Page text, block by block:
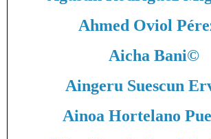
Ahmed Oviol
Aicha Bani©
Aingeru Suescun
Ainoa Hortelano